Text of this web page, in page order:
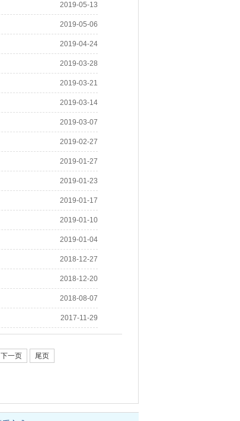
2019-05-13
2019-05-06
2019-04-24
2019-03-28
2019-03-21
2019-03-14
2019-03-07
2019-02-27
2019-01-27
2019-01-23
2019-01-17
2019-01-10
2019-01-04
2018-12-27
2018-12-20
2018-08-07
2017-11-29
下一页 尾页